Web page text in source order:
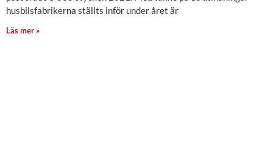
husbilsfabrikerna ställts inför under året är
Läs mer »